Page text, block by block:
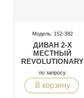
Модель: 152-382
ДИВАН 2-Х
МЕСТНЫЙ
REVOLUTIONARY
по запросу
В корзину